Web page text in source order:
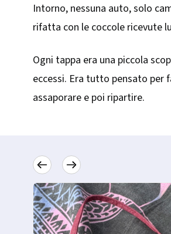
Intorno, nessuna auto, solo
rifatta con le coccole ricevute
Ogni tappa era una piccola
eccessi. Era tutto pensato
assaporare e poi ripartire.